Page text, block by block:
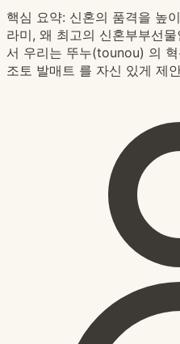
핵심 요약: 신혼의 품격을 높
라미, 왜 최고의 신혼부부선
서 우리는 뚜누(tounou) 의
조토 발매트 를 자신 있게 제